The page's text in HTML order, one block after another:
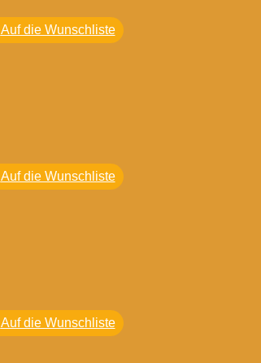
Auf die Wunschliste
Auf die Wunschliste
Auf die Wunschliste